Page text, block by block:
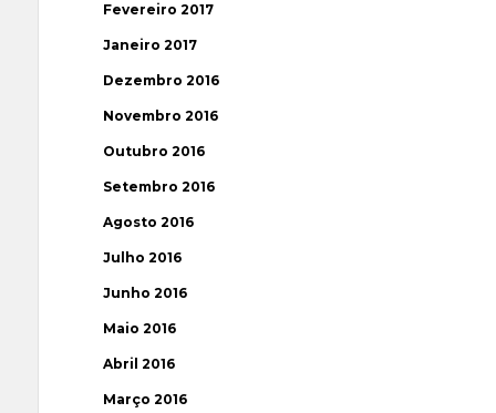
Fevereiro 2017
Janeiro 2017
Dezembro 2016
Novembro 2016
Outubro 2016
Setembro 2016
Agosto 2016
Julho 2016
Junho 2016
Maio 2016
Abril 2016
Março 2016